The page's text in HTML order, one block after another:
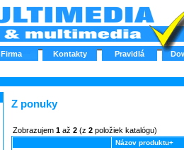
Firma Kontakty Pravidlá
Z ponuky
Zobrazujem 1 až 2 (z 2 položiek katalógu)
Názov produktu+